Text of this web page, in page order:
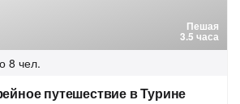
Пешая
3.5 часа
8 чел.
путешествие в Турине